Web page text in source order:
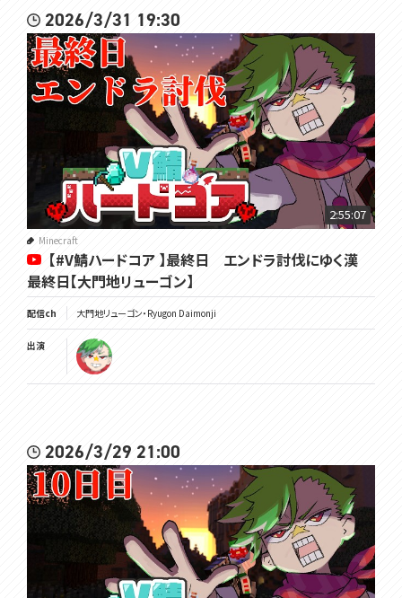
2026/3/31 19:30
2:55:07
Minecraft
【#V鯖ハードコア 】最終日 エンドラ討伐にゆく漢
最終日【大門地リューゴン】
配信ch 大門地リューゴン・Ryugon Daimonji
出演
2026/3/29 21:00